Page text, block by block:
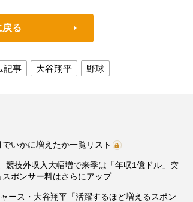
戻る
記事 大谷翔平 野球
いかに増えたか一覧リスト
競技外収入大幅増で来季は「年収1億ドル」突
ポンサー料はさらにアップ
ース・大谷翔平「活躍するほど増えるスポン